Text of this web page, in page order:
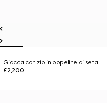
Giacca con zip in popeline di seta
£2,200